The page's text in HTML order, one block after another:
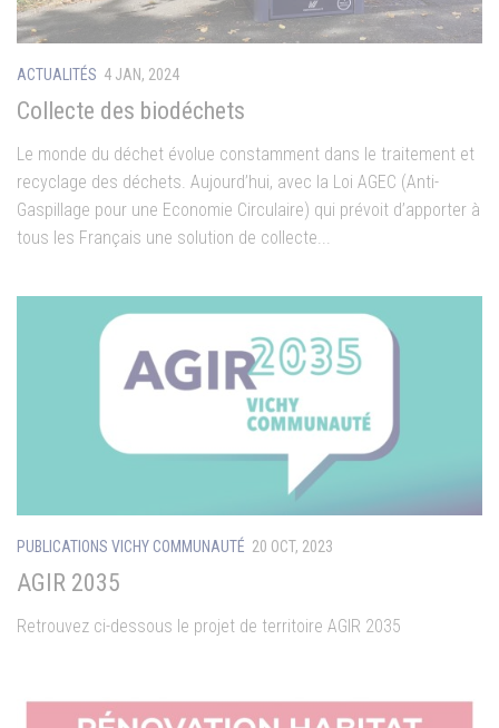
ACTUALITÉS 4 JAN, 2024
Collecte des biodéchets
Le monde du déchet évolue constamment dans le traitement et
recyclage des déchets. Aujourd’hui, avec la Loi AGEC (Anti-
Gaspillage pour une Economie Circulaire) qui prévoit d’apporter à
tous les Français une solution de collecte...
PUBLICATIONS VICHY COMMUNAUTÉ 20 OCT, 2023
AGIR 2035
Retrouvez ci-dessous le projet de territoire AGIR 2035